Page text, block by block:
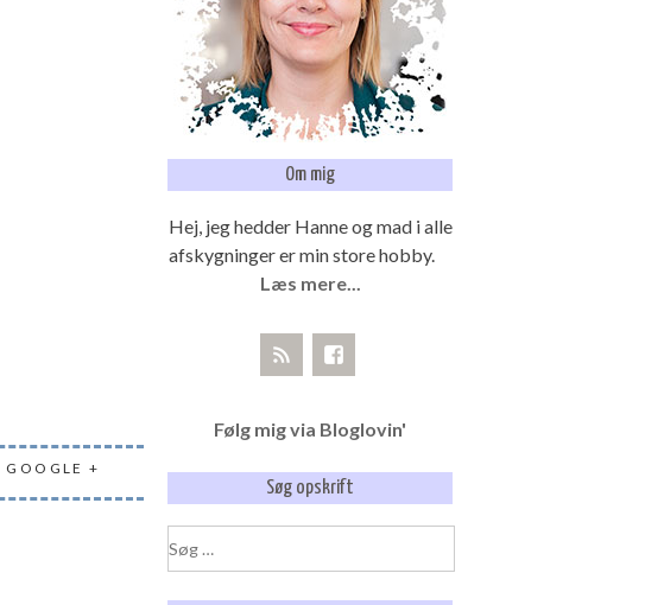
GOOGLE +
Om mig
Hej, jeg hedder Hanne og mad i alle
afskygninger er min store hobby.
Læs mere...
Følg mig via Bloglovin'
Søg opskrift
Søg
efter: